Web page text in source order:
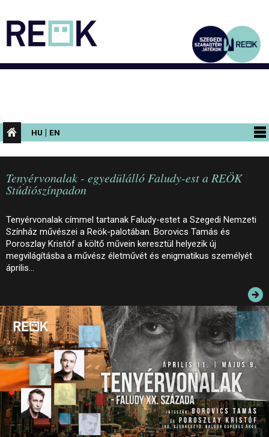
HU | EN
PROGRAMOK
KIÁLLÍTÁSOK
INFORMÁCIÓK
KONFERENCIA
PALOTASÉTÁK ÉS VEZETÉSEK
KÖZÉRDEKŰ ADATOK
Tenyérvonalak - egyedülálló Faludy-est a REÖK
Stúdiószínpadon
Tenyérvonalak címmel tartanak Faludy-estet a Szegedi Nemzeti
Színház művészei a Reök-palotában. Borovics Tamás és
Poroszlay Kristóf a költő művein keresztül helyezik új
megvilágításba a művész életművét és enigmatikus személyét
április…